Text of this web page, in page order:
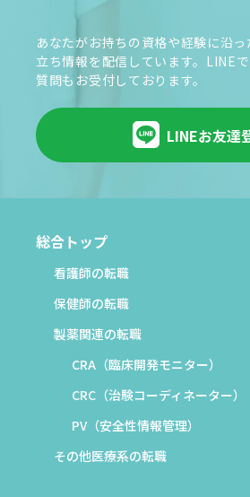
あなたがお持ちの資格や経験に沿
立ち情報を配信しています。LINE
質問もお受付しております。
LINEお友達
総合トップ
看護師の転職
保健師の転職
製薬関連の転職
CRA（臨床開発モニター）
CRC（治験コーディネーター）
PV（安全性情報管理）
その他医療系の転職